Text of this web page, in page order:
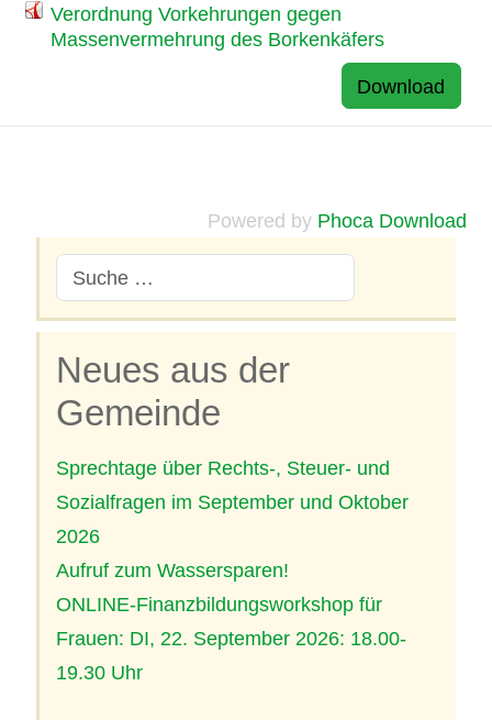
Verordnung Vorkehrungen gegen
Massenvermehrung des Borkenkäfers
Download
Powered by Phoca Download
Neues aus der
Gemeinde
Sprechtage über Rechts-, Steuer- und
Sozialfragen im September und Oktober
2026
Aufruf zum Wassersparen!
ONLINE-Finanzbildungsworkshop für
Frauen: DI, 22. September 2026: 18.00-
19.30 Uhr